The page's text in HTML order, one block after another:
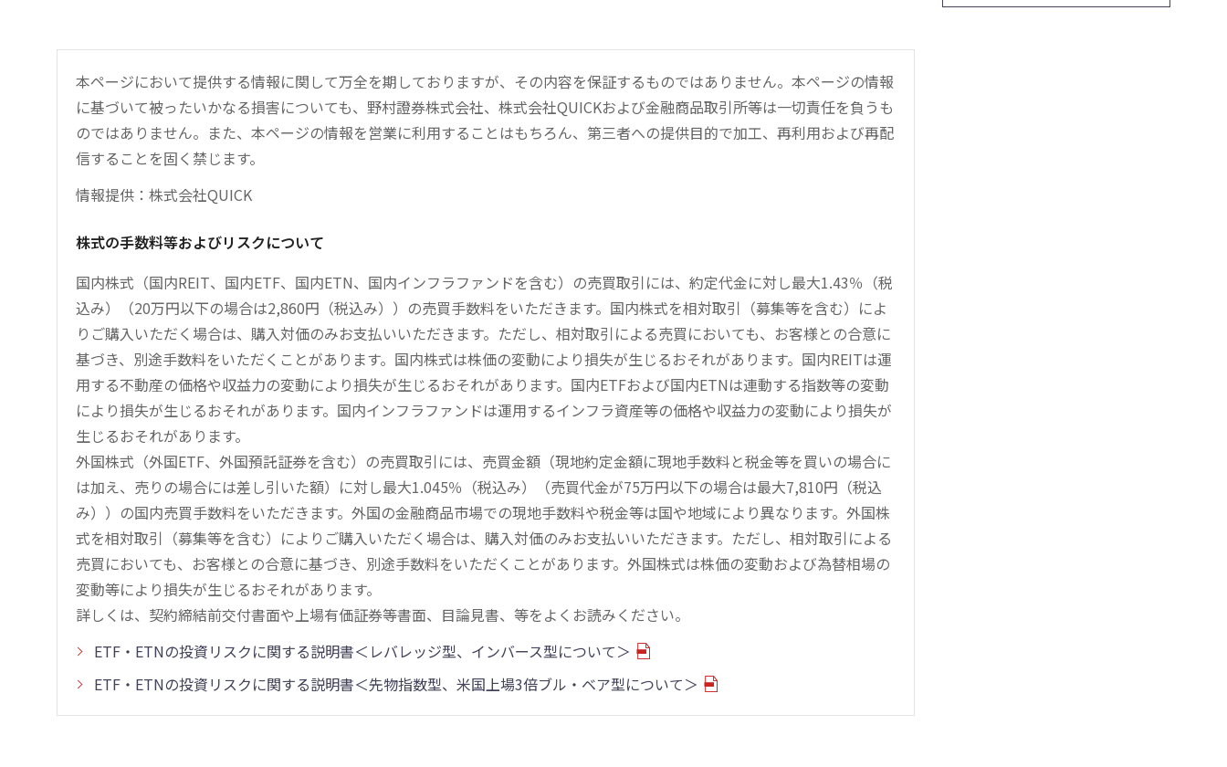
本ページにおいて提供する情報に関して万全を期しておりますが、その内容を保証するものではありません。本ページの情報
に基づいて被ったいかなる損害についても、野村證券株式会社、株式会社QUICKおよび金融商品取引所等は一切責任を負うも
のではありません。また、本ページの情報を営業に利用することはもちろん、第三者への提供目的で加工、再利用および再配
信することを固く禁じます。
情報提供：株式会社QUICK
株式の手数料等およびリスクについて
国内株式（国内REIT、国内ETF、国内ETN、国内インフラファンドを含む）の売買取引には、約定代金に対し最大1.43％（税
込み）（20万円以下の場合は2,860円（税込み））の売買手数料をいただきます。国内株式を相対取引（募集等を含む）によ
りご購入いただく場合は、購入対価のみお支払いいただきます。ただし、相対取引による売買においても、お客様との合意に
基づき、別途手数料をいただくことがあります。国内株式は株価の変動により損失が生じるおそれがあります。国内REITは運
用する不動産の価格や収益力の変動により損失が生じるおそれがあります。国内ETFおよび国内ETNは連動する指数等の変動
により損失が生じるおそれがあります。国内インフラファンドは運用するインフラ資産等の価格や収益力の変動により損失が
生じるおそれがあります。
外国株式（外国ETF、外国預託証券を含む）の売買取引には、売買金額（現地約定金額に現地手数料と税金等を買いの場合に
は加え、売りの場合には差し引いた額）に対し最大1.045％（税込み）（売買代金が75万円以下の場合は最大7,810円（税込
み））の国内売買手数料をいただきます。外国の金融商品市場での現地手数料や税金等は国や地域により異なります。外国株
式を相対取引（募集等を含む）によりご購入いただく場合は、購入対価のみお支払いいただきます。ただし、相対取引による
売買においても、お客様との合意に基づき、別途手数料をいただくことがあります。外国株式は株価の変動および為替相場の
変動等により損失が生じるおそれがあります。
詳しくは、契約締結前交付書面や上場有価証券等書面、目論見書、等をよくお読みください。
ETF・ETNの投資リスクに関する説明書＜レバレッジ型、インバース型について＞
ETF・ETNの投資リスクに関する説明書＜先物指数型、米国上場3倍ブル・ベア型について＞